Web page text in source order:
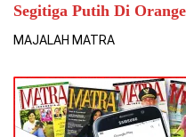
Segitiga Putih Di
MAJALAH MATRA